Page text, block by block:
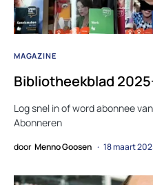
MAGAZINE
Bibliotheekblad
Log snel in of word abonnee
Abonneren
door Menno Goosen 18 maart